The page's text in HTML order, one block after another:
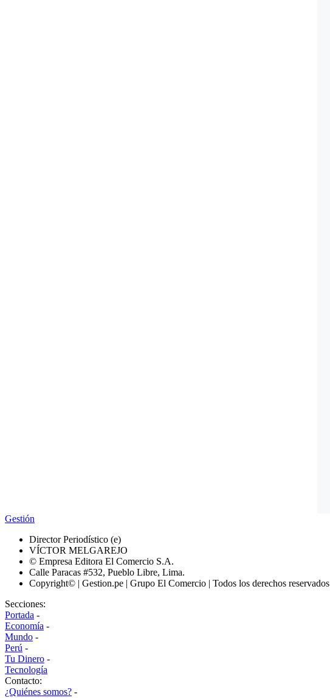
Gestión
Director Periodístico (e)
VÍCTOR MELGAREJO
© Empresa Editora El Comercio S.A.
Calle Paracas #532, Pueblo Libre, Lima.
Copyright© | Gestion.pe | Grupo El Comercio | Todos los derechos reservados
Secciones:
Portada -
Economía -
Mundo -
Perú -
Tu Dinero -
Tecnología
Contacto:
¿Quiénes somos? -